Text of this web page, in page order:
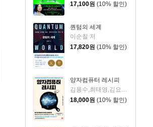
17,100원 (10% 할인)
퀀텀의 세계
이순칠 저
17,820원 (10% 할인)
양자컴퓨터 레시피
김용수,최태영,김요셉 저
18,000원 (10% 할인)